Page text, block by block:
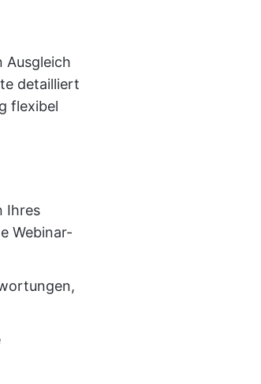
Ausgleich
detailliert
flexibel
Ihres
Webinar-